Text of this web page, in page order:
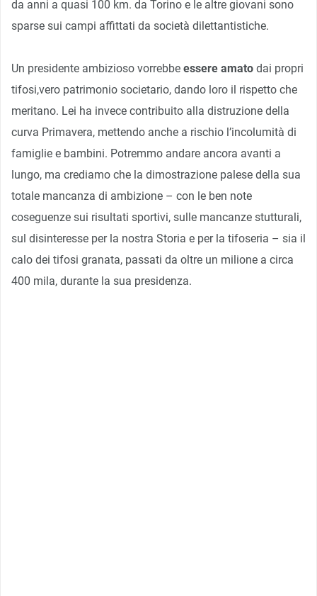
da anni a quasi 100 km. da Torino e le altre giovani sono
sparse sui campi affittati da società dilettantistiche.
Un presidente ambizioso vorrebbe essere amato dai propri
tifosi,vero patrimonio societario, dando loro il rispetto che
meritano. Lei ha invece contribuito alla distruzione della
curva Primavera, mettendo anche a rischio l’incolumità di
famiglie e bambini. Potremmo andare ancora avanti a
lungo, ma crediamo che la dimostrazione palese della sua
totale mancanza di ambizione – con le ben note
coseguenze sui risultati sportivi, sulle mancanze stutturali,
sul disinteresse per la nostra Storia e per la tifoseria – sia il
calo dei tifosi granata, passati da oltre un milione a circa
400 mila, durante la sua presidenza.